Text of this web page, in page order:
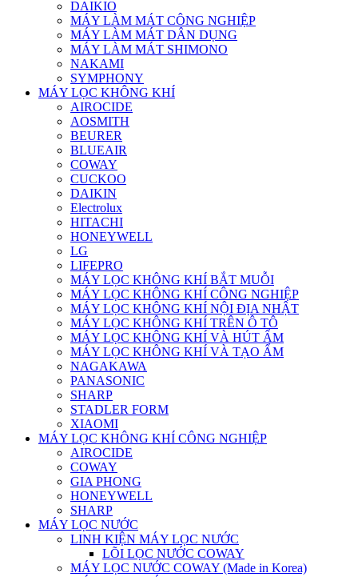
DAIKIO
MÁY LÀM MÁT CÔNG NGHIỆP
MÁY LÀM MÁT DÂN DỤNG
MÁY LÀM MÁT SHIMONO
NAKAMI
SYMPHONY
MÁY LỌC KHÔNG KHÍ
AIROCIDE
AOSMITH
BEURER
BLUEAIR
COWAY
CUCKOO
DAIKIN
Electrolux
HITACHI
HONEYWELL
LG
LIFEPRO
MÁY LỌC KHÔNG KHÍ BẮT MUỖI
MÁY LỌC KHÔNG KHÍ CÔNG NGHIỆP
MÁY LỌC KHÔNG KHÍ NỘI ĐỊA NHẬT
MÁY LỌC KHÔNG KHÍ TRÊN Ô TÔ
MÁY LỌC KHÔNG KHÍ VÀ HÚT ẨM
MÁY LỌC KHÔNG KHÍ VÀ TẠO ẨM
NAGAKAWA
PANASONIC
SHARP
STADLER FORM
XIAOMI
MÁY LỌC KHÔNG KHÍ CÔNG NGHIỆP
AIROCIDE
COWAY
GIA PHONG
HONEYWELL
SHARP
MÁY LỌC NƯỚC
LINH KIỆN MÁY LỌC NƯỚC
LÕI LỌC NƯỚC COWAY
MÁY LỌC NƯỚC COWAY (Made in Korea)